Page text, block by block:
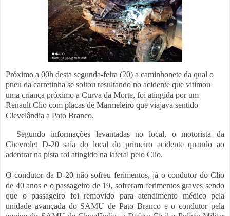
Próximo a 00h desta segunda-feira (20) a caminhonete da qual o
pneu da carretinha se soltou resultando no acidente que vitimou
uma criança próximo a Curva da Morte, foi atingida por um
Renault Clio com placas de Marmeleiro que viajava sentido
Clevelândia a Pato Branco.
Segundo informações levantadas no local, o motorista da
Chevrolet D-20 saía do local do primeiro acidente quando ao
adentrar na pista foi atingido na lateral pelo Clio.
O condutor da D-20 não sofreu ferimentos, já o condutor do Clio
de 40 anos e o passageiro de 19, sofreram ferimentos graves sendo
que o passageiro foi removido para atendimento médico pela
unidade avançada do SAMU de Pato Branco e o condutor pela